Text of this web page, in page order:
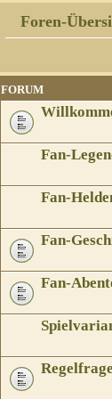
Foren-
FORUM
Fan-
Fan-
Fan-
Fan-